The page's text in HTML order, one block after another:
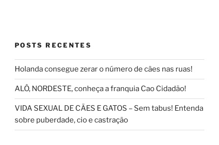
POSTS RECENTES
Holanda consegue zerar o número de cães nas ruas!
ALÔ, NORDESTE, conheça a franquia Cao Cidadão!
VIDA SEXUAL DE CÃES E GATOS – Sem tabus! Entenda
sobre puberdade, cio e castração